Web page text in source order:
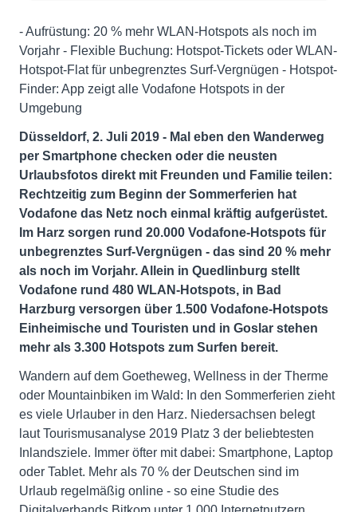
- Aufrüstung: 20 % mehr WLAN-Hotspots als noch im
Vorjahr - Flexible Buchung: Hotspot-Tickets oder WLAN-
Hotspot-Flat für unbegrenztes Surf-Vergnügen - Hotspot-
Finder: App zeigt alle Vodafone Hotspots in der
Umgebung
Düsseldorf, 2. Juli 2019 - Mal eben den Wanderweg
per Smartphone checken oder die neusten
Urlaubsfotos direkt mit Freunden und Familie teilen:
Rechtzeitig zum Beginn der Sommerferien hat
Vodafone das Netz noch einmal kräftig aufgerüstet.
Im Harz sorgen rund 20.000 Vodafone-Hotspots für
unbegrenztes Surf-Vergnügen - das sind 20 % mehr
als noch im Vorjahr. Allein in Quedlinburg stellt
Vodafone rund 480 WLAN-Hotspots, in Bad
Harzburg versorgen über 1.500 Vodafone-Hotspots
Einheimische und Touristen und in Goslar stehen
mehr als 3.300 Hotspots zum Surfen bereit.
Wandern auf dem Goetheweg, Wellness in der Therme
oder Mountainbiken im Wald: In den Sommerferien zieht
es viele Urlauber in den Harz. Niedersachsen belegt
laut Tourismusanalyse 2019 Platz 3 der beliebtesten
Inlandsziele. Immer öfter mit dabei: Smartphone, Laptop
oder Tablet. Mehr als 70 % der Deutschen sind im
Urlaub regelmäßig online - so eine Studie des